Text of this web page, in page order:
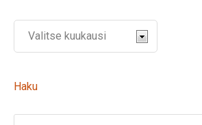
Haku